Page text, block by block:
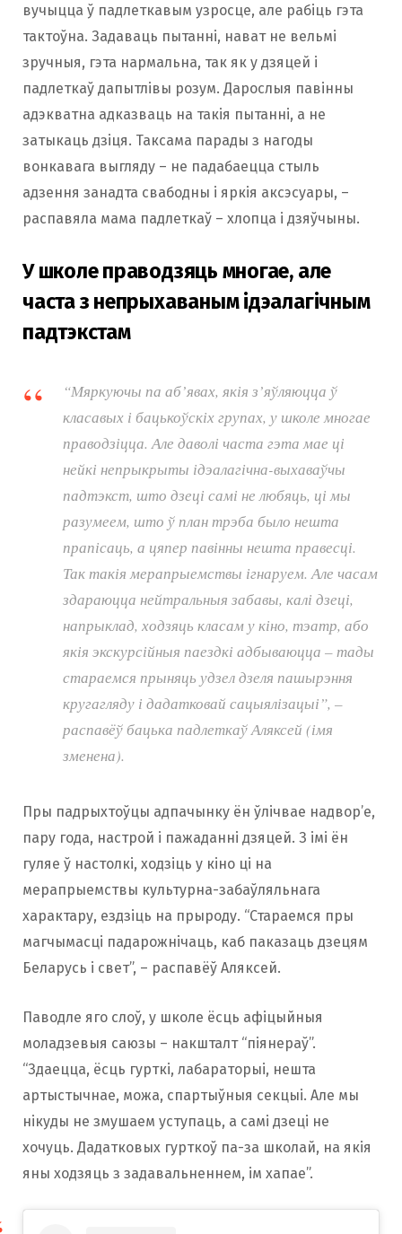
вучыцца ў падлеткавым узросце, але рабіць гэта
тактоўна. Задаваць пытанні, нават не вельмі
зручныя, гэта нармальна, так як у дзяцей і
падлеткаў дапытлівы розум. Дарослыя павінны
адэкватна адказваць на такія пытанні, а не
затыкаць дзіця. Таксама парады з нагоды
вонкавага выгляду – не падабаецца стыль
адзення занадта свабодны і яркія аксэсуары, –
распавяла мама падлеткаў – хлопца і дзяўчыны.
У школе праводзяць многае, але
часта з непрыхаваным ідэалагічным
падтэкстам
“Мяркуючы па аб’явах, якія з’яўляюцца ў
класавых і бацькоўскіх групах, у школе многае
праводзіцца. Але даволі часта гэта мае ці
нейкі непрыкрыты ідэалагічна-выхаваўчы
падтэкст, што дзеці самі не любяць, ці мы
разумеем, што ў план трэба было нешта
прапісаць, а цяпер павінны нешта правесці.
Так такія мерапрыемствы ігнаруем. Але часам
здараюцца нейтральныя забавы, калі дзеці,
напрыклад, ходзяць класам у кіно, тэатр, або
якія экскурсійныя паездкі адбываюцца – тады
стараемся прыняць удзел дзеля пашырэння
кругагляду і дадатковай сацыялізацыі”, –
распавёў бацька падлеткаў Аляксей (імя
зменена).
Пры падрыхтоўцы адпачынку ён ўлічвае надвор’е,
пару года, настрой і пажаданні дзяцей. З імі ён
гуляе ў настолкі, ходзіць у кіно ці на
мерапрыемствы культурна-забаўляльнага
характару, ездзіць на прыроду. “Стараемся пры
магчымасці падарожнічаць, каб паказаць дзецям
Беларусь і свет”, – распавёў Аляксей.
Паводле яго слоў, у школе ёсць афіцыйныя
моладзевыя саюзы – накшталт “піянераў”.
“Здаецца, ёсць гурткі, лабараторыі, нешта
артыстычнае, можа, спартыўныя секцыі. Але мы
нікуды не змушаем уступаць, а самі дзеці не
хочуць. Дадатковых гурткоў па-за школай, на якія
яны ходзяць з задавальненнем, ім хапае”.